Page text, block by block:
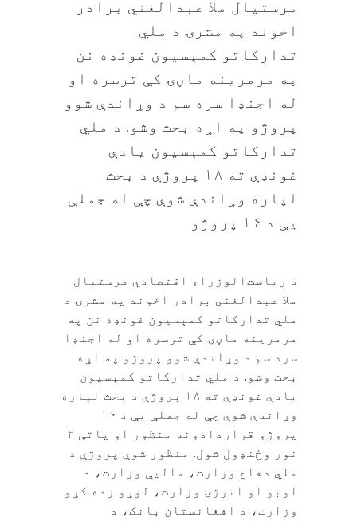
مرستیال ملا عبدالغني برادر
اخوند په مشرۍ د ملي
تدارکاتو کمېسیون غونډه نن
په مرمرینه ماڼۍ کې ترسره او
له اجنډا سره سم د وړاندې شوو
پروژو په اړه بحث وشو. د ملي
تدارکاتو کمېسیون یادې
غونډې ته ۱۸ پروژې د بحث
لپاره وړاندې شوې چې له جملې
یې د ۱۶ پروژو
د ریاست‌الوزراء اقتصادي مرستیال
ملا عبدالغني برادر اخوند په مشرۍ د
ملي تدارکاتو کمېسیون غونډه نن په
مرمرینه ماڼۍ کې ترسره او له اجنډا
سره سم د وړاندې شوو پروژو په اړه
بحث وشو. د ملي تدارکاتو کمېسیون
یادې غونډې ته ۱۸ پروژې د بحث لپاره
وړاندې شوې چې له جملې یې د ۱۶
پروژو قراردادونه منظور او پاتې ۲
نور وځنډول شول. منظور شوې پروژې د
ملي دفاع وزارت، مالیې وزارت، د
اوبو او انرژۍ وزارت، لوړو زده کړو
وزارت، د افغانستان بانک، د